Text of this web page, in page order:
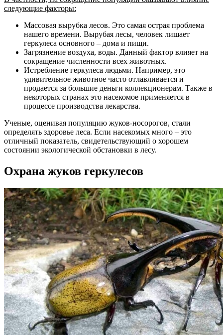
следующие факторы:
Массовая вырубка лесов. Это самая острая проблема
нашего времени. Вырубая лесы, человек лишает
геркулеса основного – дома и пищи.
Загрязнение воздуха, воды. Данный фактор влияет на
сокращение численности всех животных.
Истребление геркулеса людьми. Например, это
удивительное животное часто отлавливается и
продается за большие деньги коллекционерам. Также в
некоторых странах это насекомое применяется в
процессе производства лекарства.
Ученые, оценивая популяцию жуков-носорогов, стали
определять здоровье леса. Если насекомых много – это
отличный показатель, свидетельствующий о хорошем
состоянии экологической обстановки в лесу.
Охрана жуков геркулесов